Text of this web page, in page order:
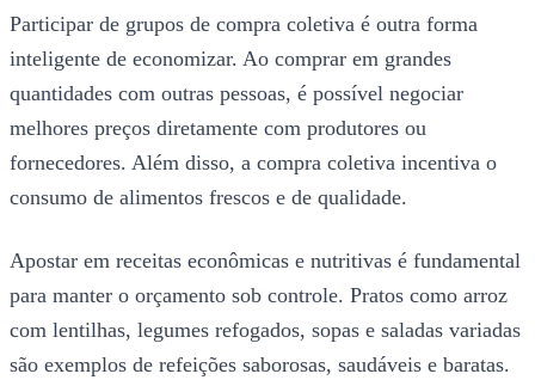
Participar de grupos de compra coletiva é outra forma
inteligente de economizar. Ao comprar em grandes
quantidades com outras pessoas, é possível negociar
melhores preços diretamente com produtores ou
fornecedores. Além disso, a compra coletiva incentiva o
consumo de alimentos frescos e de qualidade.
Apostar em receitas econômicas e nutritivas é fundamental
para manter o orçamento sob controle. Pratos como arroz
com lentilhas, legumes refogados, sopas e saladas variadas
são exemplos de refeições saborosas, saudáveis e baratas.